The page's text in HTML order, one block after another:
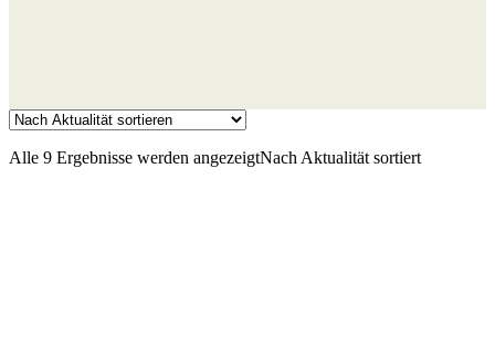
Alle 9 Ergebnisse werden angezeigtNach Aktualität sortiert